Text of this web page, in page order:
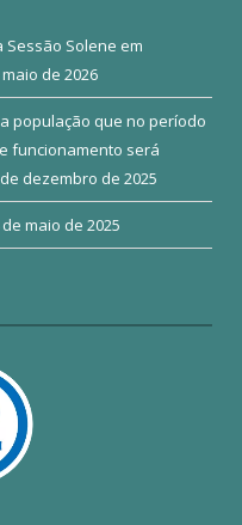
Sessão Solene em
de 2026
população que no período
funcionamento será
dezembro de 2025
de maio de 2025